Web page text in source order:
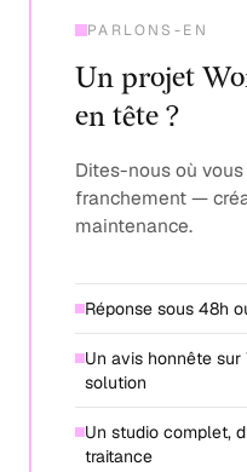
PARLONS-EN
Un projet
en tête ?
Dites-nous où
franchement —
maintenance.
Réponse sous 48h
Un avis honnête sur
solution
Un studio complet,
traitance